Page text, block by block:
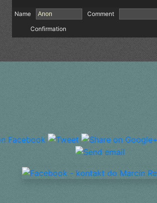
Name
Comment
Confirmation